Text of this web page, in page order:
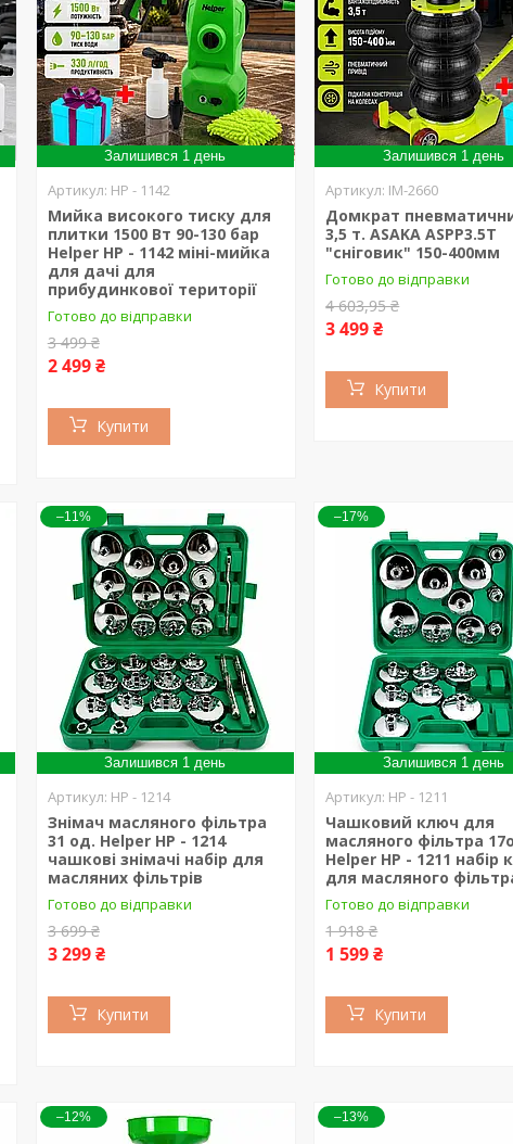
Залишився 1 день
HP - 1142
Мийка високого тиску для
плитки 1500 Вт 90-130 бар
Helper HP - 1142 міні-мийка
для дачі для
прибудинкової території
Готово до відправки
3 499 ₴
2 499 ₴
Купити
Залишився 1 день
IM-2660
Домкрат
3,5 т. ASAKA ASPP3.5T
"сніговик" 150-400мм
Готово до відправки
4 603,95 ₴
3 499 ₴
Купити
–11%
Залишився 1 день
HP - 1214
Знімач масляного фільтра
31 од. Helper HP - 1214
чашкові знімачі набір для
масляних фільтрів
Готово до відправки
3 699 ₴
3 299 ₴
Купити
–17%
Залишився 1 день
HP - 1211
Чашковий ключ для
масляного фільтра
Helper HP - 1211 набір
для масляного
Готово до відправки
1 918 ₴
1 599 ₴
Купити
–12% –13%